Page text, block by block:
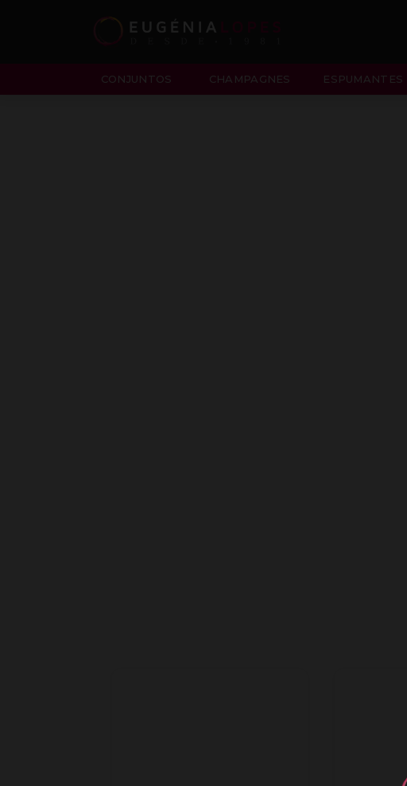
CONJUNTOS CHAMPAGNES ESPUMANTES